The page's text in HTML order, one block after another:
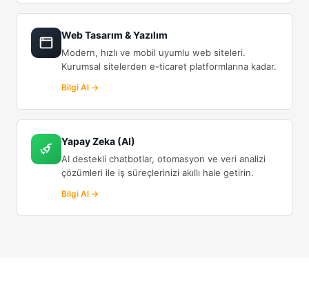
Web Tasarım & Yazılım
Modern, hızlı ve mobil uyumlu web siteleri.
Kurumsal sitelerden e-ticaret platformlarına kadar.
Bilgi Al →
Yapay Zeka (AI)
AI destekli chatbotlar, otomasyon ve veri analizi
çözümleri ile iş süreçlerinizi akıllı hale getirin.
Bilgi Al →